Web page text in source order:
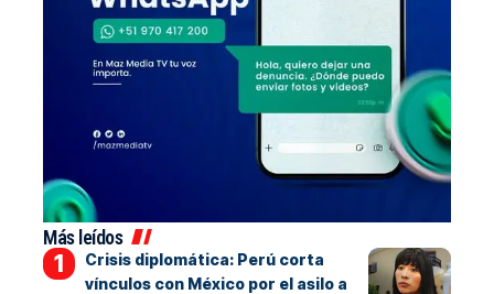
Más leídos
Crisis diplomática: Perú corta
vínculos con México por el asilo a